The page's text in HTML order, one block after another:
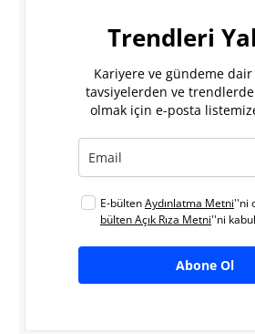
Trendleri
Kariyere ve gündeme
tavsiyelerden ve
olmak için e-posta
E-bültenAydınlatma Metni''ni
bülten Açık Rıza Metni''ni
Abone Ol